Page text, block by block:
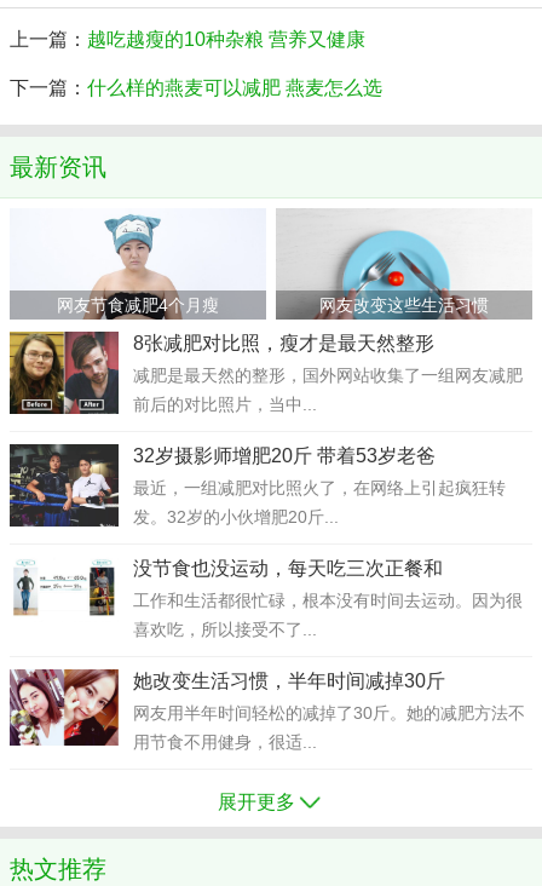
上一篇： 越吃越瘦的10种杂粮 营养又健康
下一篇： 什么样的燕麦可以减肥 燕麦怎么选
最新资讯
网友节食减肥4个月瘦 网友改变这些生活习惯
8张减肥对比照，瘦才是最天然整形
减肥是最天然的整形，国外网站收集了一组网友减肥
前后的对比照片，当中...
32岁摄影师增肥20斤 带着53岁老爸
最近，一组减肥对比照火了，在网络上引起疯狂转
发。32岁的小伙增肥20斤...
没节食也没运动，每天吃三次正餐和
工作和生活都很忙碌，根本没有时间去运动。因为很
喜欢吃，所以接受不了...
她改变生活习惯，半年时间减掉30斤
网友用半年时间轻松的减掉了30斤。她的减肥方法不
用节食不用健身，很适...
展开更多
热文推荐